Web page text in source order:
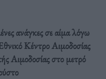
ανάγκες σε αίμα λόγω
Κέντρο Αιμοδοσίας
Αιμοδοσίας στο μετρό